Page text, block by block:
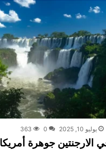
يوليو 10, 2025 0
363
الارجنتين جوهرة أمريكا